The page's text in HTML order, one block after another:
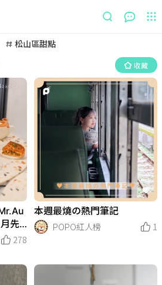
松山區甜點
收藏
收藏
先
278
本週最燒の熱門筆記
POPO紅人榜
1